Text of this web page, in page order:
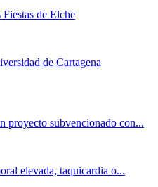
de Elche
de Cartagena
proyecto subvencionado con...
elevada, taquicardia o...